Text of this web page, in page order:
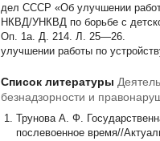
дел СССР «Об улучшении
НКВД/УНКВД по борьбе с
Оп. 1а. Д. 214. Л. 25—26.
улучшении работы по
Список литературы
безнадзорности и
Трунова А. Ф.
послевоенное время//